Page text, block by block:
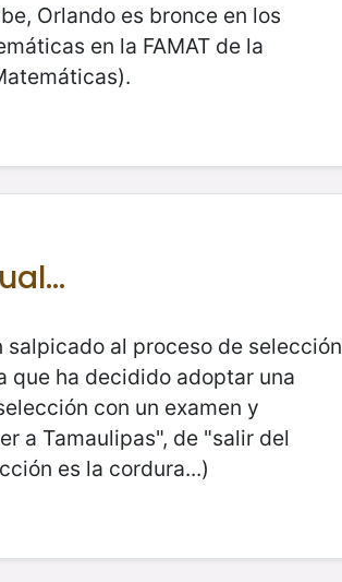
Orlando es bronce en los
en la FAMAT de la
salpicado al proceso de selección
que ha decidido adoptar una
con un examen y
a Tamaulipas", de "salir del
es la cordura...)